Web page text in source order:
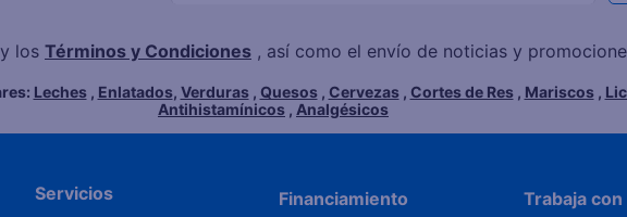
y los Términos y Condiciones , así como el envío de noticias y
Leches, Enlatados, Verduras, Quesos, Cervezas, Cortes de Res, Mariscos,
Antihistamínicos , Analgésicos
Servicios Financiamiento Trabaja